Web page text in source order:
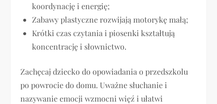
koordynację i energię;
Zabawy plastyczne rozwijają motorykę małą;
Krótki czas czytania i piosenki kształtują
koncentrację i słownictwo.
Zachęcaj dziecko do opowiadania o przedszkolu
po powrocie do domu. Uważne słuchanie i
nazywanie emocji wzmocni więź i ułatwi